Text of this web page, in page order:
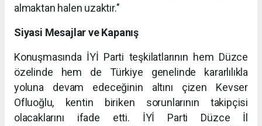
almaktan halen uzaktır."
Siyasi Mesajlar ve Kapanış
Konuşmasında İYİ Parti teşkilatlarının hem Düzce
özelinde hem de Türkiye genelinde kararlılıkla
yoluna devam edeceğinin altını çizen Kevser
Ofluoğlu, kentin biriken sorunlarının takipçisi
olacaklarını ifade etti. İYİ Parti Düzce İl